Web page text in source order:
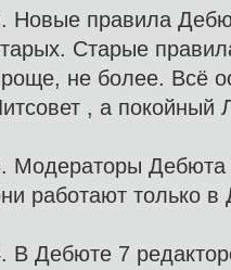
Новые правила
Старые
не более. Всё
, а покойный
Модераторы Дебюта
работают только в
В Дебюте 7